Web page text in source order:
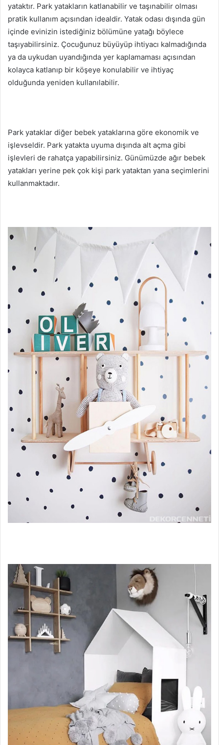
yataktır. Park yatakların katlanabilir ve taşınabilir olması
pratik kullanım açısından idealdir. Yatak odası dışında gün
içinde evinizin istediğiniz bölümüne yatağı böylece
taşıyabilirsiniz. Çocuğunuz büyüyüp ihtiyacı kalmadığında
ya da uykudan uyandığında yer kaplamaması açısından
kolayca katlanıp bir köşeye konulabilir ve ihtiyaç
olduğunda yeniden kullanılabilir.
Park yataklar diğer bebek yataklarına göre ekonomik ve
işlevseldir. Park yatakta uyuma dışında alt açma gibi
işlevleri de rahatça yapabilirsiniz. Günümüzde ağır bebek
yatakları yerine pek çok kişi park yataktan yana seçimlerini
kullanmaktadır.